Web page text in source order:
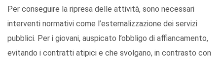
Per conseguire la ripresa delle attività, sono necessari
interventi normativi come l’esternalizzazione dei servizi
pubblici. Per i giovani, auspicato l’obbligo di affiancamento,
evitando i contratti atipici e che svolgano, in contrasto con